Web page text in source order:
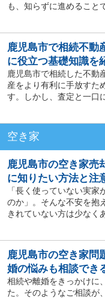
も、知らずに進めること
鹿児島市で相続不動
に役立つ基礎知識を
鹿児島市で相続した不動
産をより有利に手放すた
す。しかし、査定と一口
空き家
鹿児島市の空き家売
に知りたい方法と注
「長く使っていない実
のか」。そんな不安を抱
きれていない方は少なく
鹿児島市の空き家問
婚の悩みも相談でき
相続や離婚をきっかけに
た。そのようなご相談が